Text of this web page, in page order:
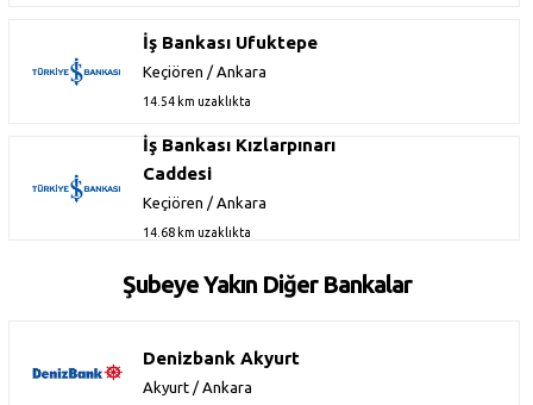
İş Bankası Ufuktepe
Keçiören / Ankara
14.54 km uzaklıkta
İş Bankası Kızlarpınarı
Caddesi
Keçiören / Ankara
14.68 km uzaklıkta
Şubeye Yakın Diğer Bankalar
Denizbank Akyurt
Akyurt / Ankara